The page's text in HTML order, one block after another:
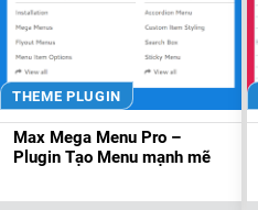
THEME PLUGIN
Max Mega Menu Pro –
Plugin Tạo Menu mạnh mẽ